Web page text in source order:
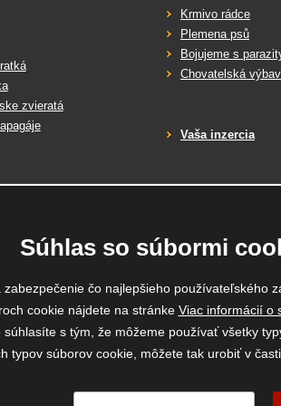
omyté prostory čisté a voňavé
životnímu prostředí
a je určen pro všechny typy povrchů
k použití:
aplikujeme na postižené místo (potahy,
aerosolu či kontakt s kůží může vyvolat
zdravotních potíží vyhledejte lékařskou
potíží vyhledejte lékařskou pomoc.
zvieratá
Krmivo rádce
Plemena psů
Bojujeme s
Chovatelská
Vaša inzercia
Súhlas so súbormi
čo najlepšieho používateľského
cookie nájdete na stránke Viac informácií o
s tým, že môžeme používať všetky
typov súborov cookie, môžete tak urobiť v časti